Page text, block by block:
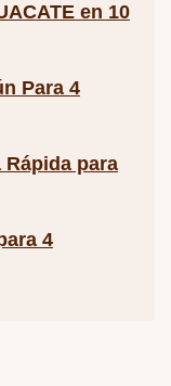
en 10
Para 4
Rápida para
4